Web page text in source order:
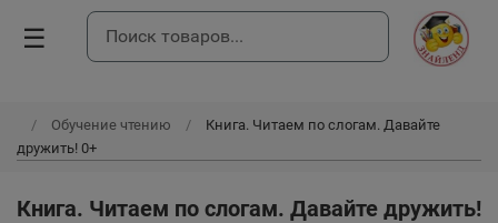
☰
Обучение чтению
Книга. Читаем по слогам. Давайте
дружить! 0+
Книга. Читаем по слогам. Давайте дружить!